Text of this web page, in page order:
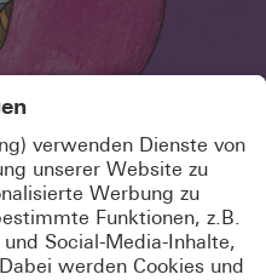
HIER BIST!
AN UND